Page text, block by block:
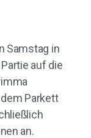
Samstag in
auf die
Parkett
an.